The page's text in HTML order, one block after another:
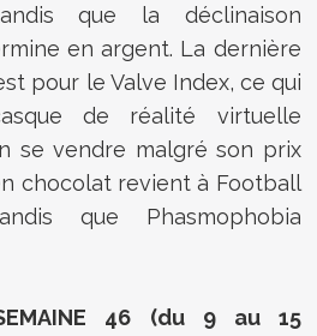
que la déclinaison
en argent. La dernière
pour le Valve Index, ce qui
de réalité virtuelle
se vendre malgré son prix
chocolat revient à Football
que Phasmophobia
46 (du 9 au 15